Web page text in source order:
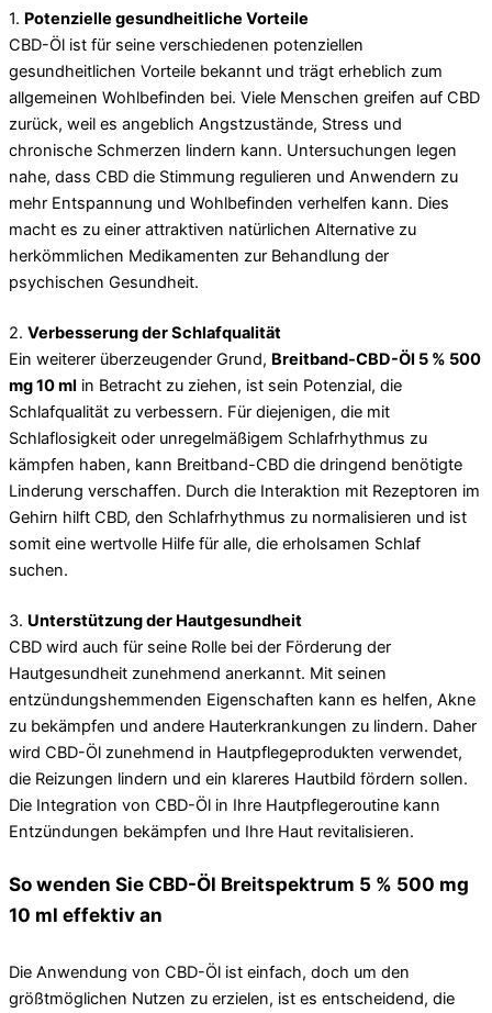
1. Potenzielle gesundheitliche Vorteile
CBD-Öl ist für seine verschiedenen potenziellen
gesundheitlichen Vorteile bekannt und trägt erheblich zum
allgemeinen Wohlbefinden bei. Viele Menschen greifen auf CBD
zurück, weil es angeblich Angstzustände, Stress und
chronische Schmerzen lindern kann. Untersuchungen legen
nahe, dass CBD die Stimmung regulieren und Anwendern zu
mehr Entspannung und Wohlbefinden verhelfen kann. Dies
macht es zu einer attraktiven natürlichen Alternative zu
herkömmlichen Medikamenten zur Behandlung der
psychischen Gesundheit.
2. Verbesserung der Schlafqualität
Ein weiterer überzeugender Grund, Breitband-CBD-Öl 5 % 500
mg 10 ml in Betracht zu ziehen, ist sein Potenzial, die
Schlafqualität zu verbessern. Für diejenigen, die mit
Schlaflosigkeit oder unregelmäßigem Schlafrhythmus zu
kämpfen haben, kann Breitband-CBD die dringend benötigte
Linderung verschaffen. Durch die Interaktion mit Rezeptoren im
Gehirn hilft CBD, den Schlafrhythmus zu normalisieren und ist
somit eine wertvolle Hilfe für alle, die erholsamen Schlaf
suchen.
3. Unterstützung der Hautgesundheit
CBD wird auch für seine Rolle bei der Förderung der
Hautgesundheit zunehmend anerkannt. Mit seinen
entzündungshemmenden Eigenschaften kann es helfen, Akne
zu bekämpfen und andere Hauterkrankungen zu lindern. Daher
wird CBD-Öl zunehmend in Hautpflegeprodukten verwendet,
die Reizungen lindern und ein klareres Hautbild fördern sollen.
Die Integration von CBD-Öl in Ihre Hautpflegeroutine kann
Entzündungen bekämpfen und Ihre Haut revitalisieren.
So wenden Sie CBD-Öl Breitspektrum 5 % 500 mg
10 ml effektiv an
Die Anwendung von CBD-Öl ist einfach, doch um den
größtmöglichen Nutzen zu erzielen, ist es entscheidend, die